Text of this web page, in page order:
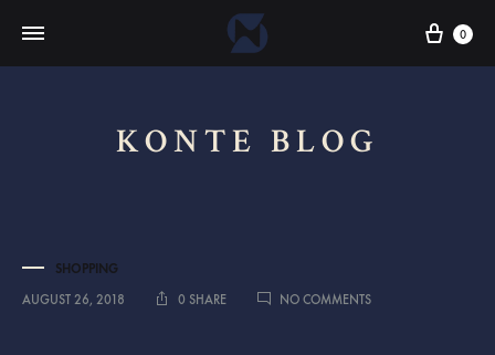
Cart
0
KONTE BLOG
SHOPPING
AUGUST 26, 2018
0 SHARE NO COMMENTSON